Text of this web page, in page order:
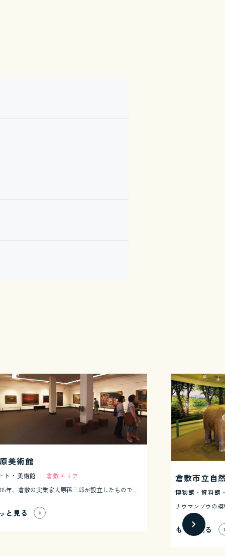
美術館
ト・美術館 |
倉敷エリア
昭和5年、倉敷の実業家大原孫三郎が設立したもので、西洋美術、近代美術を展示する私立美術館としては日本最初のものです。ギリシャ神殿風の本館の中には世界画壇の巨匠作品が多数展示されており、ツタにおおわれた石垣、門を入るとロダンの彫刻「洗礼者ヨハネ」「カレーの市民」の像が迎えてくれます。隣接して、分館、工芸・東洋館があります。
と見る
倉敷市立自
博物館・資料館
もっと見る